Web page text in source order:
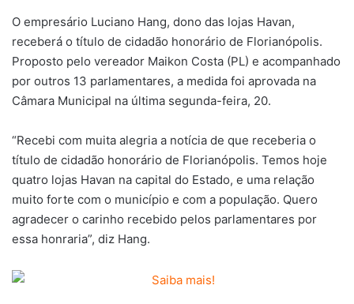
O empresário Luciano Hang, dono das lojas Havan,
receberá o título de cidadão honorário de Florianópolis.
Proposto pelo vereador Maikon Costa (PL) e acompanhado
por outros 13 parlamentares, a medida foi aprovada na
Câmara Municipal na última segunda-feira, 20.
“Recebi com muita alegria a notícia de que receberia o
título de cidadão honorário de Florianópolis. Temos hoje
quatro lojas Havan na capital do Estado, e uma relação
muito forte com o município e com a população. Quero
agradecer o carinho recebido pelos parlamentares por
essa honraria”, diz Hang.